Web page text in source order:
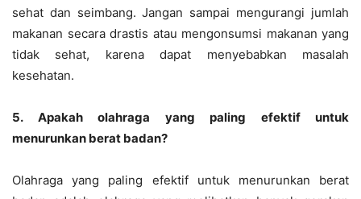
sehat dan seimbang. Jangan sampai mengurangi jumlah
makanan secara drastis atau mengonsumsi makanan yang
tidak sehat, karena dapat menyebabkan masalah
kesehatan.
5. Apakah olahraga yang paling efektif untuk
menurunkan berat badan?
Olahraga yang paling efektif untuk menurunkan berat